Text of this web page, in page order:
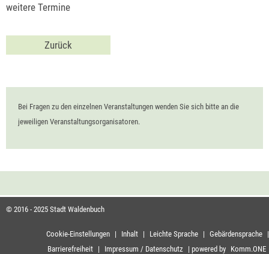
weitere Termine
Zurück
Bei Fragen zu den einzelnen Veranstaltungen wenden Sie sich bitte an die
jeweiligen Veranstaltungsorganisatoren.
© 2016 - 2025 Stadt Waldenbuch
Cookie-Einstellungen | Inhalt | Leichte Sprache | Gebärdensprache |
Barrierefreiheit | Impressum / Datenschutz | powered by Komm.ONE